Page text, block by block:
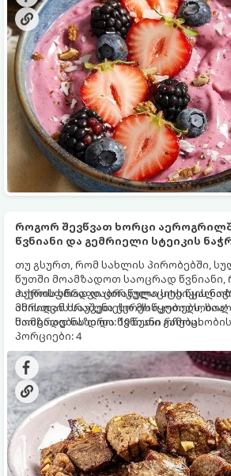
როგორ შევწვათ ხორცი
წვნიანი და გემრიელი სტეიკის
თუ გსურთ, რომ სახლის პირობებში,
წუთში მოამზადოთ საოცრად
ოქროსფრად დაბრაწული სტეიკის
ამისთვის საუკეთესო მოწყობილობაა!
ჰაერის სწრაფი ცირკულაციის
მხრიდან ხრაშუნა ქერქს იკეთებს,
საოცრად ნაზი და წვნიანი რჩება.
მომზადების დრო: 10 წუთი
პორციები: 4